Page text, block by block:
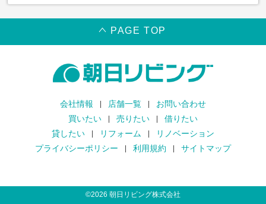
PAGE TOP
会社情報 店舗一覧
お問い合わせ
買いたい
売りたい
借りたい
貸したい
リフォーム
リノベーション
プライバシーポリシー
利用規約 サイトマップ
©2026 朝日リビング株式会社